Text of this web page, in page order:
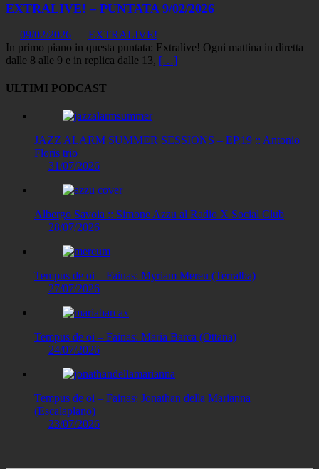
EXTRALIVE! – PUNTATA 9/02/2026
09/02/2026
EXTRALIVE!
In primo piano in questa puntata: Extralive! Ogni mattina in diretta
dalle 8 alle 9 e in replica dalle 13, […]
ULTIMI PODCAST
JAZZ ALARM SUMMER SESSIONS – EP.19 :: Antonio
Floris trio
31/07/2026
Albergo Savoia :: Simone Azzu al Radio X Social Club
28/07/2026
Tempus de oi – Fainas: Myriam Mereu (Terralba)
27/07/2026
Tempus de oi – Fainas: Maria Barca (Ottana)
24/07/2026
Tempus de oi – Fainas: Jonathan della Marianna
(Escalaplano)
23/07/2026